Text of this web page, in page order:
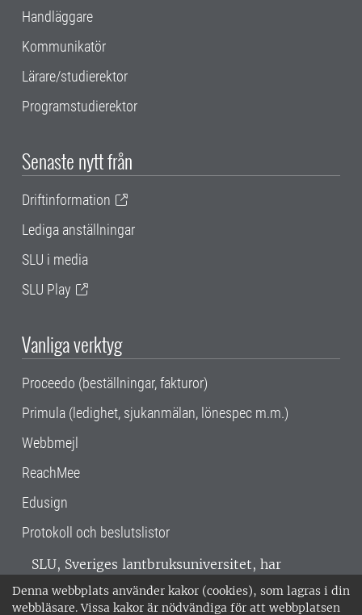
Denna webbplats använder kakor (cookies), som lagras i din
webbläsare. Vissa kakor är nödvändiga för att webbplatsen
Handläggare
Kommunikatör
Lärare/studierektor
Programstudierektor
Senaste nytt från
Driftinformation
Lediga anställningar
SLU i media
SLU Play
Vanliga verktyg
Proceedo (beställningar, fakturor)
Primula (ledighet, sjukanmälan, lönespec m.m.)
Webbmejl
ReachMee
Edusign
Protokoll och beslutslistor
SLU, Sveriges lantbruksuniversitet, har
verksamhet över hela Sverige. Huvudorter är
Alnarp, Uppsala och Umeå.SLU är